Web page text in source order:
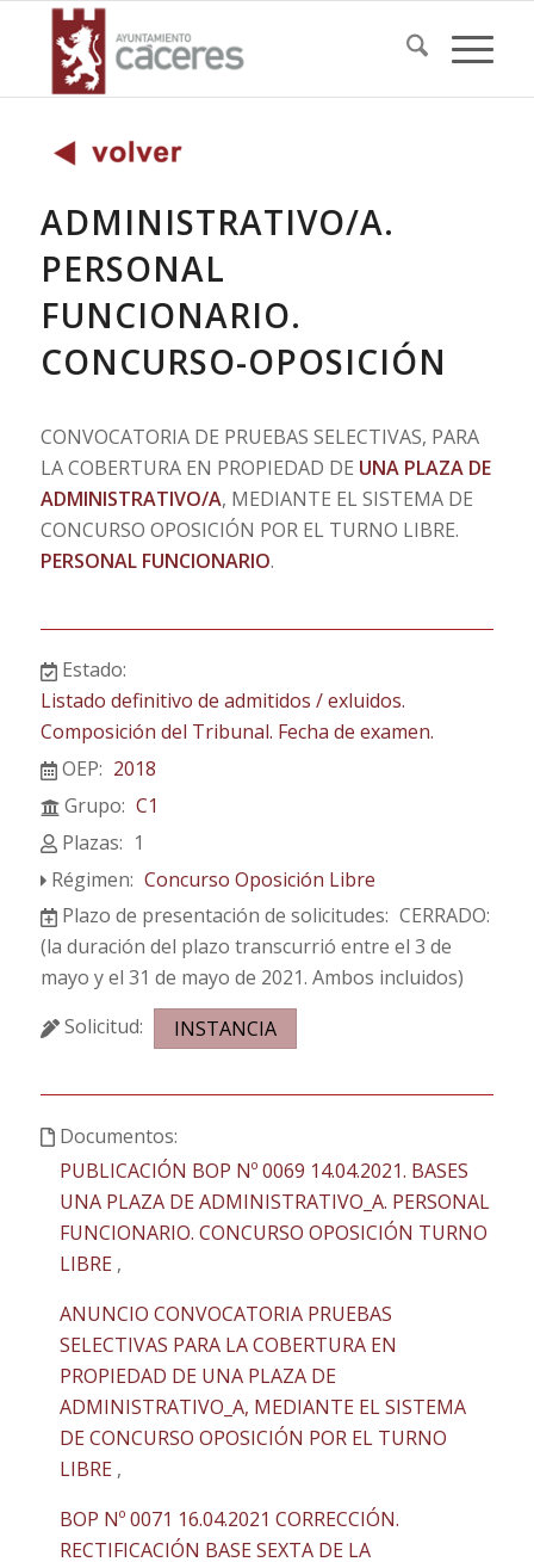
ADMINISTRATIVO/A.
PERSONAL
FUNCIONARIO.
CONCURSO-OPOSICIÓN
CONVOCATORIA DE PRUEBAS SELECTIVAS, PARA
LA COBERTURA EN PROPIEDAD DE UNA PLAZA DE
ADMINISTRATIVO/A, MEDIANTE EL SISTEMA DE
CONCURSO OPOSICIÓN POR EL TURNO LIBRE.
PERSONAL FUNCIONARIO.
Estado:
Listado definitivo de admitidos / exluidos.
Composición del Tribunal. Fecha de examen.
OEP: 2018
Grupo: C1
Plazas: 1
Régimen: Concurso Oposición Libre
Plazo de presentación de solicitudes: CERRADO:
(la duración del plazo transcurrió entre el 3 de
mayo y el 31 de mayo de 2021. Ambos incluidos)
Solicitud:
INSTANCIA
Documentos:
PUBLICACIÓN BOP Nº 0069 14.04.2021. BASES
UNA PLAZA DE ADMINISTRATIVO_A. PERSONAL
FUNCIONARIO. CONCURSO OPOSICIÓN TURNO
LIBRE ,
ANUNCIO CONVOCATORIA PRUEBAS
SELECTIVAS PARA LA COBERTURA EN
PROPIEDAD DE UNA PLAZA DE
ADMINISTRATIVO_A, MEDIANTE EL SISTEMA
DE CONCURSO OPOSICIÓN POR EL TURNO
LIBRE ,
BOP Nº 0071 16.04.2021 CORRECCIÓN.
RECTIFICACIÓN BASE SEXTA DE LA